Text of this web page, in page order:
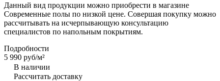
Данный вид продукции можно приобрести в магазине
Современные полы по низкой цене. Совершая покупку можно
рассчитывать на исчерпывающую консультацию
специалистов по напольным покрытиям.
Подробности
5 990 руб/м²
В наличии
Рассчитать доставку